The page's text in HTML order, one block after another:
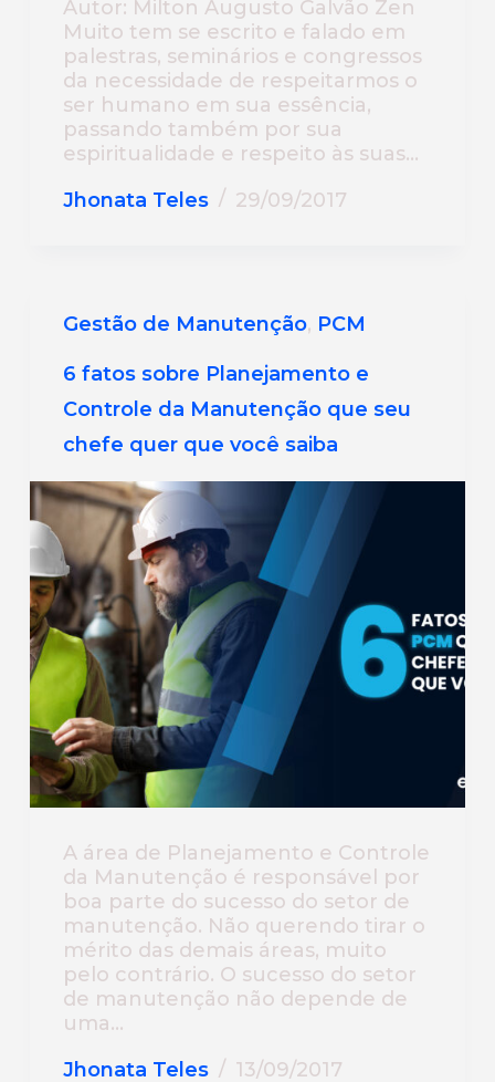
Autor: Milton Augusto Galvão Zen
Muito tem se escrito e falado em
palestras, seminários e congressos
da necessidade de respeitarmos o
ser humano em sua essência,
passando também por sua
espiritualidade e respeito às suas…
Jhonata Teles
29/09/2017
Gestão de Manutenção, PCM
6 fatos sobre Planejamento e
Controle da Manutenção que seu
chefe quer que você saiba
A área de Planejamento e Controle
da Manutenção é responsável por
boa parte do sucesso do setor de
manutenção. Não querendo tirar o
mérito das demais áreas, muito
pelo contrário. O sucesso do setor
de manutenção não depende de
uma…
Jhonata Teles
13/09/2017